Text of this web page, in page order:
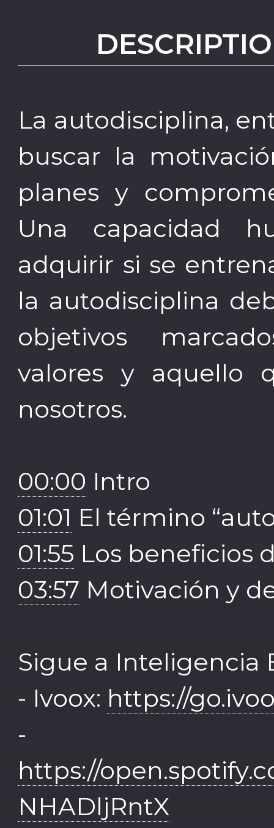
La autodisciplina,
buscar la
planes y
Una capacidad
adquirir si se
la autodisciplina
objetivos
valores y aquello
nosotros.
00:00 Intro
01:01 El término
01:55 Los beneficios
03:57 Motivación y
Sigue a Inteligencia
- Ivoox: https://
-
https://
NHADljRntX